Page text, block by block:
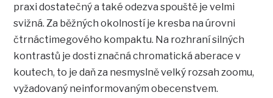
praxi dostatečný a také odezva spouště je velmi
svižná. Za běžných okolností je kresba na úrovni
čtrnáctimegového kompaktu. Na rozhraní silných
kontrastů je dosti značná chromatická aberace v
koutech, to je daň za nesmyslně velký rozsah zoomu,
vyžadovaný neinformovaným obecenstvem.